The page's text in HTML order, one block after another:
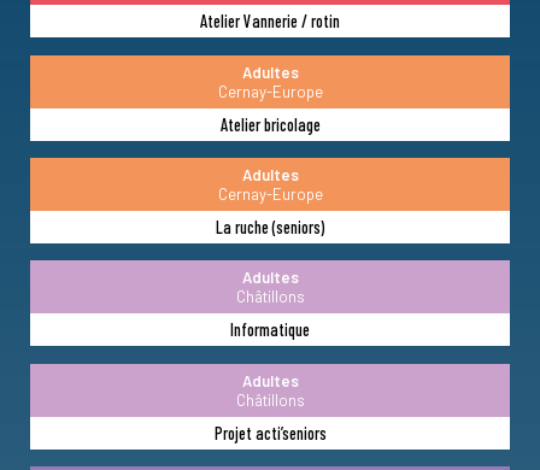
Atelier Vannerie / rotin
Adultes
Cernay-Europe
Atelier bricolage
Adultes
Cernay-Europe
La ruche (seniors)
Adultes
Châtillons
Informatique
Adultes
Châtillons
Projet acti’seniors